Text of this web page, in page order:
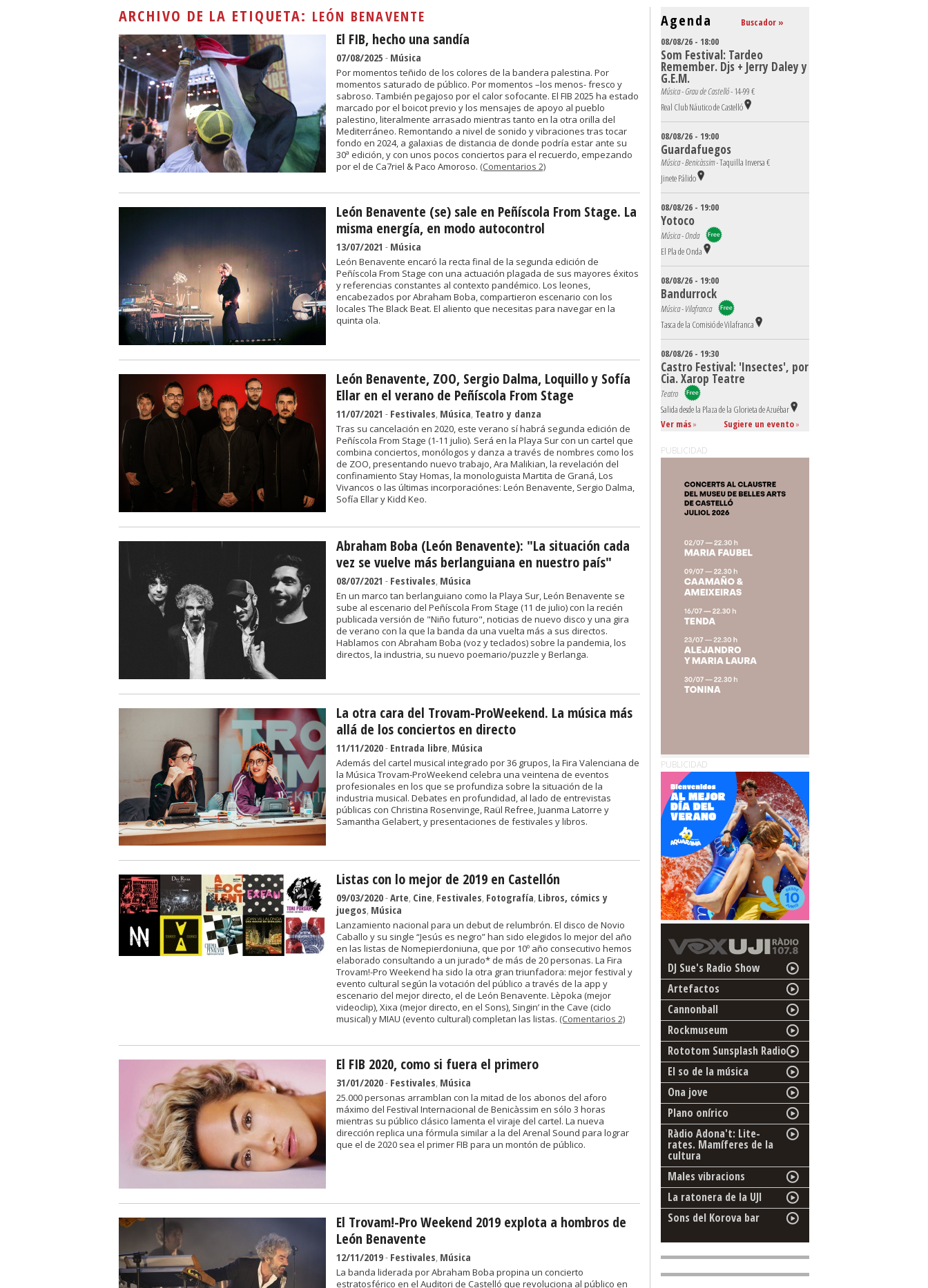
ARCHIVO DE LA ETIQUETA: LEÓN BENAVENTE
El FIB, hecho una sandía
07/08/2025 - Música
Por momentos teñido de los colores de la bandera palestina. Por
momentos saturado de público. Por momentos –los menos- fresco y
sabroso. También pegajoso por el calor sofocante. El FIB 2025 ha estado
marcado por el boicot previo y los mensajes de apoyo al pueblo
palestino, literalmente arrasado mientras tanto en la otra orilla del
Mediterráneo. Remontando a nivel de sonido y vibraciones tras tocar
fondo en 2024, a galaxias de distancia de donde podría estar ante su
30ª edición, y con unos pocos conciertos para el recuerdo, empezando
por el de Ca7riel & Paco Amoroso. (Comentarios 2)
León Benavente (se) sale en Peñíscola From Stage. La
misma energía, en modo autocontrol
13/07/2021 - Música
León Benavente encaró la recta final de la segunda edición de
Peñíscola From Stage con una actuación plagada de sus mayores éxitos
y referencias constantes al contexto pandémico. Los leones,
encabezados por Abraham Boba, compartieron escenario con los
locales The Black Beat. El aliento que necesitas para navegar en la
quinta ola.
León Benavente, ZOO, Sergio Dalma, Loquillo y Sofía
Ellar en el verano de Peñíscola From Stage
11/07/2021 - Festivales, Música, Teatro y danza
Tras su cancelación en 2020, este verano sí habrá segunda edición de
Peñíscola From Stage (1-11 julio). Será en la Playa Sur con un cartel que
combina conciertos, monólogos y danza a través de nombres como los
de ZOO, presentando nuevo trabajo, Ara Malikian, la revelación del
confinamiento Stay Homas, la monologuista Martita de Graná, Los
Vivancos o las últimas incorporaciónes: León Benavente, Sergio Dalma,
Sofía Ellar y Kidd Keo.
Abraham Boba (León Benavente): "La situación cada
vez se vuelve más berlanguiana en nuestro país"
08/07/2021 - Festivales, Música
En un marco tan berlanguiano como la Playa Sur, León Benavente se
sube al escenario del Peñíscola From Stage (11 de julio) con la recién
publicada versión de "Niño futuro", noticias de nuevo disco y una gira
de verano con la que la banda da una vuelta más a sus directos.
Hablamos con Abraham Boba (voz y teclados) sobre la pandemia, los
directos, la industria, su nuevo poemario/puzzle y Berlanga.
La otra cara del Trovam-ProWeekend. La música más
allá de los conciertos en directo
11/11/2020- Entrada libre, Música
Además del cartel musical integrado por 36 grupos, la Fira Valenciana de
la Música Trovam-ProWeekend celebra una veintena de eventos
profesionales en los que se profundiza sobre la situación de la
industria musical. Debates en profundidad, al lado de entrevistas
públicas con Christina Rosenvinge, Raül Refree, Juanma Latorre y
Samantha Gelabert, y presentaciones de festivales y libros.
Listas con lo mejor de 2019 en Castellón
09/03/2020-Arte, Cine, Festivales, Fotografía, Libros, cómics y
juegos, Música
Lanzamiento nacional para un debut de relumbrón. El disco de Novio
Caballo y su single “Jesús es negro” han sido elegidos lo mejor del año
en las listas de Nomepierdoniuna, que por 10º año consecutivo hemos
elaborado consultando a un jurado* de más de 20 personas. La Fira
Trovam!-Pro Weekend ha sido la otra gran triunfadora: mejor festival y
evento cultural según la votación del público a través de la app y
escenario del mejor directo, el de León Benavente. Lèpoka (mejor
videoclip), Xixa (mejor directo, en el Sons), Singin’ in the Cave (ciclo
musical) y MIAU (evento cultural) completan las listas. (Comentarios 2)
El FIB 2020, como si fuera el primero
31/01/2020- Festivales, Música
25.000 personas arramblan con la mitad de los abonos del aforo
máximo del Festival Internacional de Benicàssim en sólo 3 horas
mientras su público clásico lamenta el viraje del cartel. La nueva
dirección replica una fórmula similar a la del Arenal Sound para lograr
que el de 2020 sea el primer FIB para un montón de público.
El Trovam!-Pro Weekend 2019 explota a hombros de
León Benavente
12/11/2019- Festivales, Música
La banda liderada por Abraham Boba propina un concierto
estratosférico en el Auditori de Castelló que revoluciona al público en
Agenda
Buscador »
08/08/26 - 18:00
Som Festival: Tardeo
Remember. Djs + Jerry Daley y
G.E.M.
Música - Grau de Castelló -14-99 €
Real Club Náutico de Castelló
08/08/26 - 19:00
Guardafuegos
Música - Benicàssim -Taquilla Inversa €
Jinete Pálido
08/08/26 - 19:00
Yotoco
Música - Onda
El Pla de Onda
08/08/26 - 19:00
Bandurrock
Música - Vilafranca
Tasca de la Comisió de Vilafranca
08/08/26 - 19:30
Castro Festival: 'Insectes', por
Cia. Xarop Teatre
Teatro
Salida desde la Plaza de la Glorieta de Azuébar
Ver más» Sugiere un evento»
PUBLICIDAD
PUBLICIDAD
DJ Sue's Radio Show
Artefactos
Cannonball
Rockmuseum
Rototom Sunsplash Radio
El so de la música
Ona jove
Plano onírico
Ràdio Adona't: Lite-
rates. Mamíferes de la
cultura
Males vibracions
La ratonera de la UJI
Sons del Korova bar